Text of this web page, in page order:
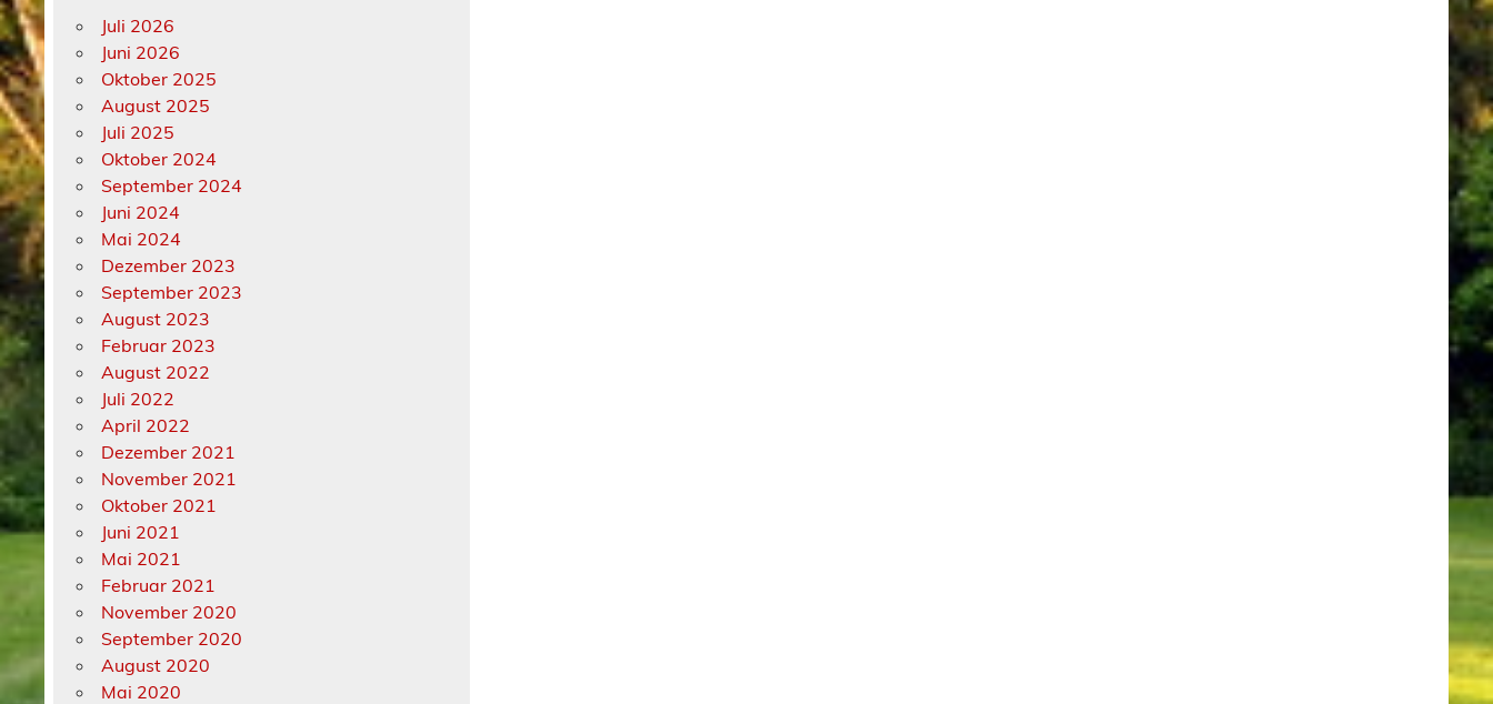
Juli 2026
Juni 2026
Oktober 2025
August 2025
Juli 2025
Oktober 2024
September 2024
Juni 2024
Mai 2024
Dezember 2023
September 2023
August 2023
Februar 2023
August 2022
Juli 2022
April 2022
Dezember 2021
November 2021
Oktober 2021
Juni 2021
Mai 2021
Februar 2021
November 2020
September 2020
August 2020
Mai 2020